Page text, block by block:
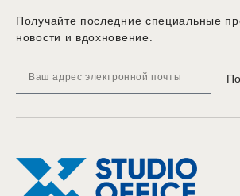
Получайте последние специальные
новости и вдохновение.